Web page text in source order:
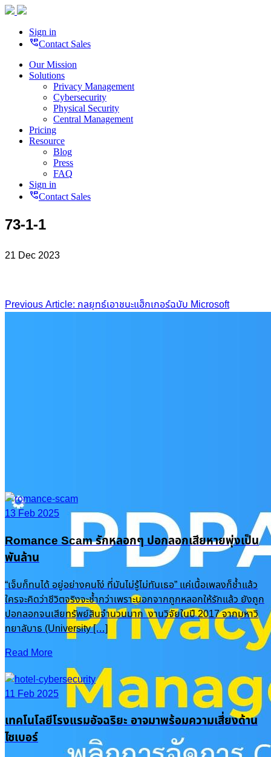
Sign in
perm_phone_msgContact Sales
Our Mission
Solutions
Privacy Management
Cybersecurity
Physical Security
Central Management
Pricing
Resource
Blog
Press
FAQ
Sign in
perm_phone_msgContact Sales
73-1-1
21 Dec 2023
Post
Previous Article: กลยุทธ์เอาชนะแฮ็กเกอร์ฉบับ Microsoft
13 Feb 2025
Romance Scam รักหลอกๆ ปอกลอกเสียหายพุ่งเป็น
พันล้าน
“เจ็บก็ทนได้ อยู่อย่างคนโง่ ที่มันไม่รู้ไม่ทันเธอ” แค่เนื้อเพลงก็ช้ำแล้ว
ใครจะคิดว่าชีวิตจริงจะช้ำกว่าเพราะนอกจากถูกหลอกให้รักแล้ว ยังถูก
ปอกลอกจนเสียทรัพย์สินจำนวนมาก งานวิจัยในปี 2017 จากมหาวิ
ทยาลับาธ (University […]
Read More
11 Feb 2025
เทคโนโลยีโรงแรมอัจฉริยะ อาจมาพร้อมความเสี่ยงด้าน
ไซเบอร์